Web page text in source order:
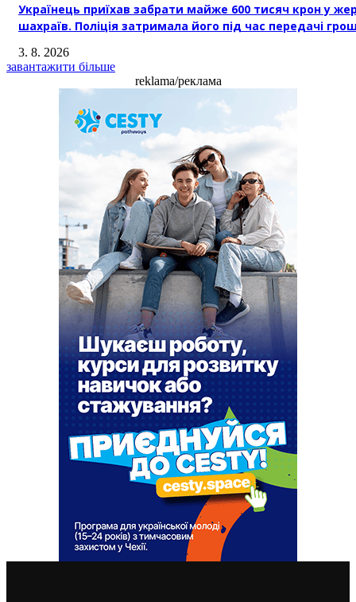
Українець приїхав забрати майже 600 тисяч крон у
шахраїв. Поліція затримала його під час передачі
3. 8. 2026
завантажити більше
reklama/реклама